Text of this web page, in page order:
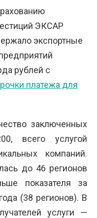
ЭКСАР
экспортные
рублей с
платежа для
заключенных
всего услугой
компаний.
до 46 регионов
показателя за
(38 регионов). В
услуги —